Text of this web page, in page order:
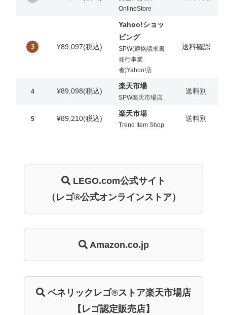
OnlineStore
3 ¥89,097(税込)
Yahoo!ショッ
ピング
SPW(適格請求書
発行事業
者)Yahoo!店
送料確認
4 ¥89,098(税込)
楽天市場
SPW楽天市場店
送料別
5 ¥89,210(税込)
楽天市場
Trend Item Shop
送料別
LEGO.com公式サイト
（レゴ®公式オンラインストア）
Amazon.co.jp
ベネリック レゴ®ストア楽天市場店
【レゴ認定販売店】